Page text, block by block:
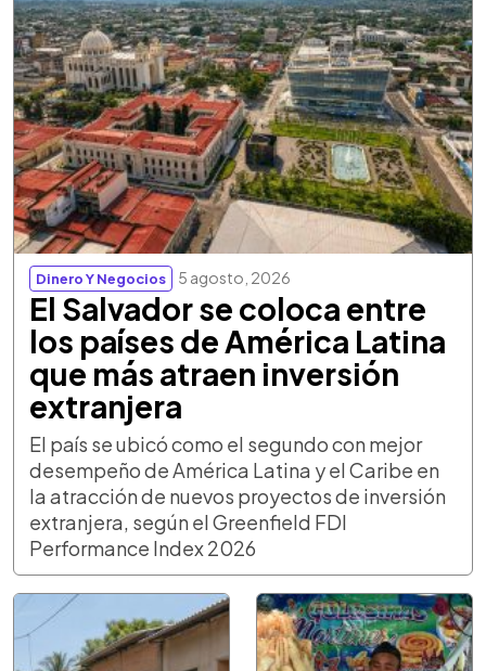
Dinero Y Negocios 5 agosto, 2026
El Salvador se coloca entre
los países de América Latina
que más atraen inversión
extranjera
El país se ubicó como el segundo con mejor
desempeño de América Latina y el Caribe en
la atracción de nuevos proyectos de inversión
extranjera, según el Greenfield FDI
Performance Index 2026